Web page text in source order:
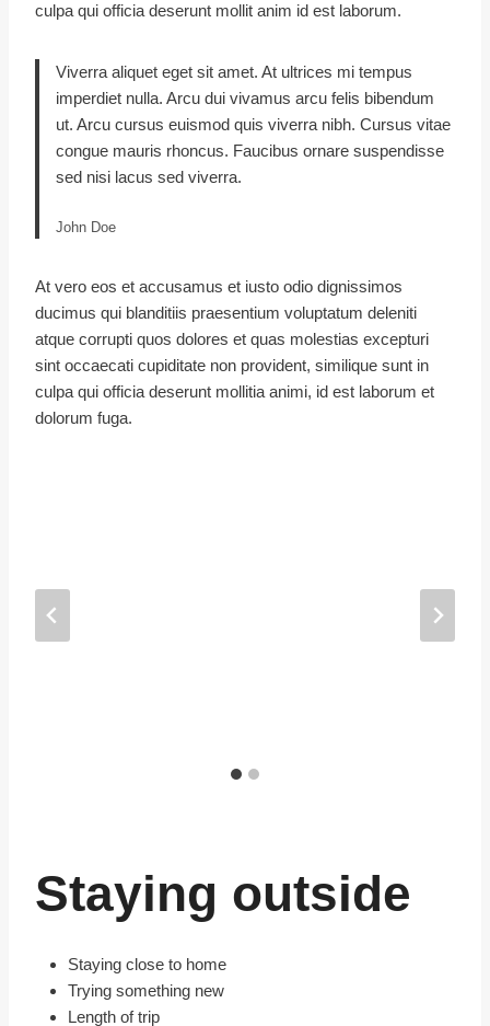
culpa qui officia deserunt mollit anim id est laborum.
Viverra aliquet eget sit amet. At ultrices mi tempus
imperdiet nulla. Arcu dui vivamus arcu felis bibendum
ut. Arcu cursus euismod quis viverra nibh. Cursus vitae
congue mauris rhoncus. Faucibus ornare suspendisse
sed nisi lacus sed viverra.
John Doe
At vero eos et accusamus et iusto odio dignissimos
ducimus qui blanditiis praesentium voluptatum deleniti
atque corrupti quos dolores et quas molestias excepturi
sint occaecati cupiditate non provident, similique sunt in
culpa qui officia deserunt mollitia animi, id est laborum et
dolorum fuga.
Staying outside
Staying close to home
Trying something new
Length of trip